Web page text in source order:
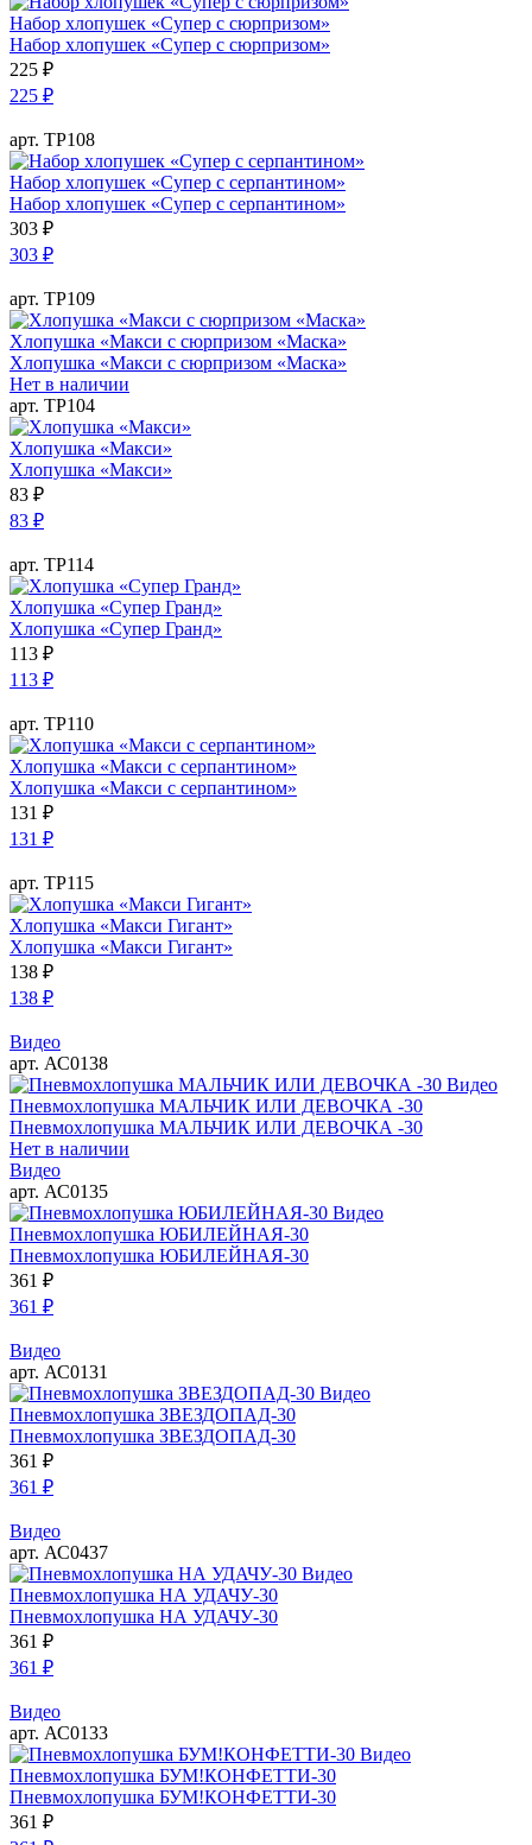
Набор хлопушек «Супер с сюрпризом»
Набор хлопушек «Супер с сюрпризом»
225 ₽
225 ₽
арт. ТР108
Набор хлопушек «Супер с серпантином»
Набор хлопушек «Супер с серпантином»
303 ₽
303 ₽
арт. ТР109
Хлопушка «Макси с сюрпризом «Маска»
Хлопушка «Макси с сюрпризом «Маска»
Нет в наличии
арт. ТР104
Хлопушка «Макси»
Хлопушка «Макси»
83 ₽
83 ₽
арт. ТР114
Хлопушка «Супер Гранд»
Хлопушка «Супер Гранд»
113 ₽
113 ₽
арт. ТР110
Хлопушка «Макси с серпантином»
Хлопушка «Макси с серпантином»
131 ₽
131 ₽
арт. ТР115
Хлопушка «Макси Гигант»
Хлопушка «Макси Гигант»
138 ₽
138 ₽
Видео
арт. АС0138
Видео
Пневмохлопушка МАЛЬЧИК ИЛИ ДЕВОЧКА -30
Пневмохлопушка МАЛЬЧИК ИЛИ ДЕВОЧКА -30
Нет в наличии
Видео
арт. АС0135
Видео
Пневмохлопушка ЮБИЛЕЙНАЯ-30
Пневмохлопушка ЮБИЛЕЙНАЯ-30
361 ₽
361 ₽
Видео
арт. АС0131
Видео
Пневмохлопушка ЗВЕЗДОПАД-30
Пневмохлопушка ЗВЕЗДОПАД-30
361 ₽
361 ₽
Видео
арт. АС0437
Видео
Пневмохлопушка НА УДАЧУ-30
Пневмохлопушка НА УДАЧУ-30
361 ₽
361 ₽
Видео
арт. АС0133
Видео
Пневмохлопушка БУМ!КОНФЕТТИ-30
Пневмохлопушка БУМ!КОНФЕТТИ-30
361 ₽